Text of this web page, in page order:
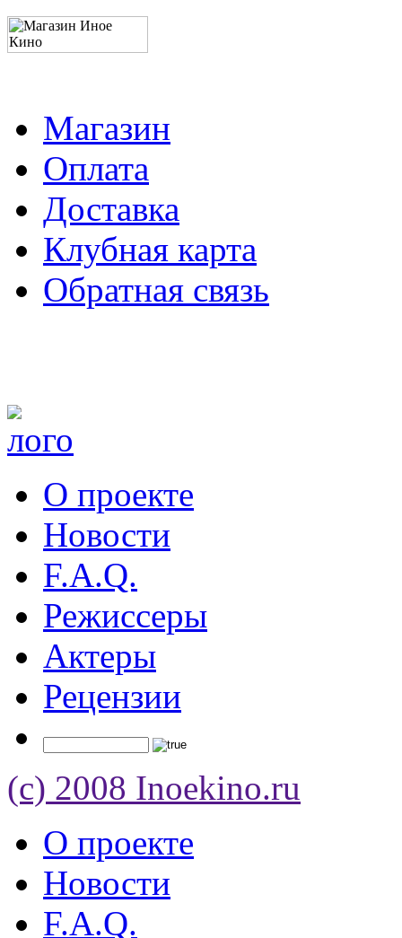
Магазин
Оплата
Доставка
Клубная карта
Обратная связь
О проекте
Новости
F.A.Q.
Режиссеры
Актеры
Рецензии
(c) 2008 Inoekino.ru
О проекте
Новости
F.A.Q.